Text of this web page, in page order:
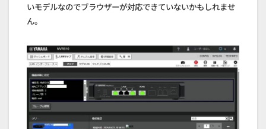
いモデルなのでブラウザーが対応できていないかもしれませ
ん。